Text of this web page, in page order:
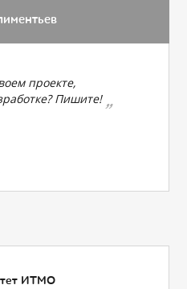
проекте,
Пишите!
ИТМО